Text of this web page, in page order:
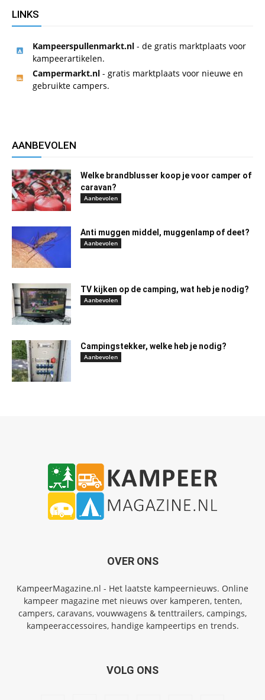
LINKS
Kampeerspullenmarkt.nl - de gratis marktplaats voor
kampeerartikelen.
Campermarkt.nl - gratis marktplaats voor nieuwe en
gebruikte campers.
AANBEVOLEN
Welke brandblusser koop je voor camper of
caravan?
Aanbevolen
Anti muggen middel, muggenlamp of deet?
Aanbevolen
TV kijken op de camping, wat heb je nodig?
Aanbevolen
Campingstekker, welke heb je nodig?
Aanbevolen
OVER ONS
KampeerMagazine.nl - Het laatste kampeernieuws. Online
kampeer magazine met nieuws over kamperen, tenten,
campers, caravans, vouwwagens & tenttrailers, campings,
kampeeraccessoires, handige kampeertips en trends.
VOLG ONS